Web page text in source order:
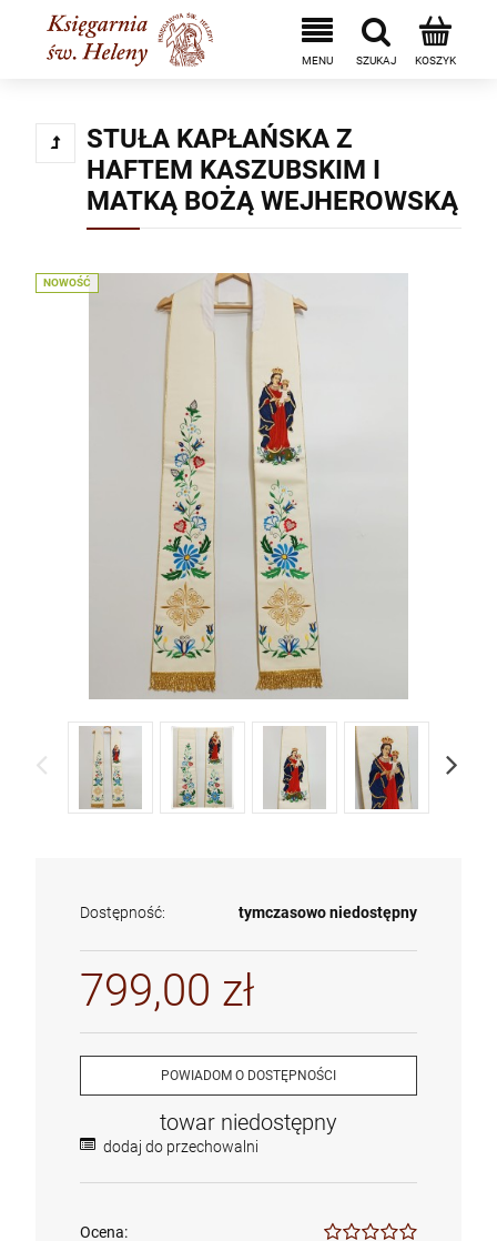
STUŁA KAPŁAŃSKA Z
HAFTEM KASZUBSKIM I
MATKĄ BOŻĄ WEJHEROWSKĄ
NOWOŚĆ
Dostępność: tymczasowo niedostępny
799,00 zł
POWIADOM O DOSTĘPNOŚCI
towar niedostępny
dodaj do przechowalni
Ocena: